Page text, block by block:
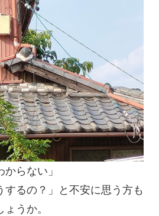
からない」
するの？」と不安に思う方も
うか。